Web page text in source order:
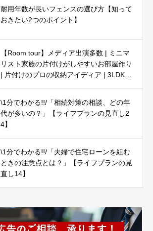
耐用年数が長いフェンスの選び方【知って
おきたい2つのポイント】
【Room tour】メディア出演多数 | ミニマ
リスト家族の片付けがしやすいお部屋作り
| 片付けのプロの収納アイディア | 3LDK5
\1分でわかる!!/「相続対策の相談、どの年
代が多いの？」【ライフプランの見直し2
4】
\1分でわかる!!/「夫婦で住宅ローンを組む
ときの注意点とは？」【ライフプランの見
直し14】